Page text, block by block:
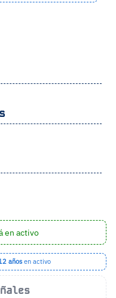
en activo
añosen activo